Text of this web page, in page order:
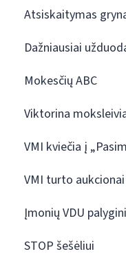
Atsiskaitymas
Dažniausiai
Mokesčių ABC
Viktorina
VMI kviečia į
VMI turto aukcionai
Įmonių VDU
STOP šešėliui